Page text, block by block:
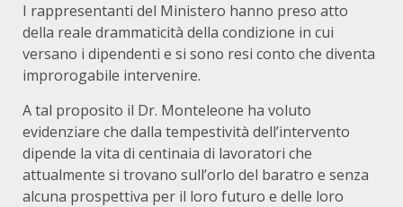
I rappresentanti del Ministero hanno preso atto
della reale drammaticità della condizione in cui
versano i dipendenti e si sono resi conto che diventa
improrogabile intervenire.
A tal proposito il Dr. Monteleone ha voluto
evidenziare che dalla tempestività dell’intervento
dipende la vita di centinaia di lavoratori che
attualmente si trovano sull’orlo del baratro e senza
alcuna prospettiva per il loro futuro e delle loro